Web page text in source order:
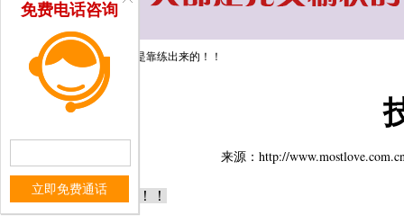
当前位置： 首页 实践/ 技术是靠练出来的！！
来源：http://
技术是靠练出来的！！
免费电话咨询
立即免费通话